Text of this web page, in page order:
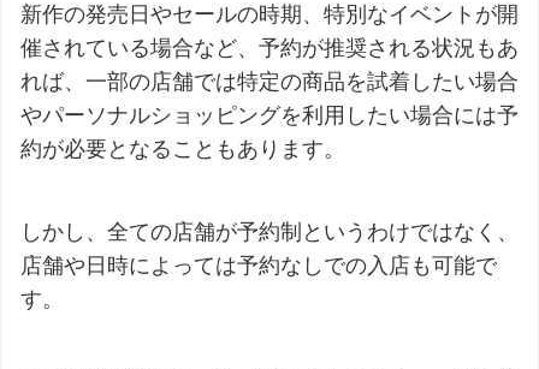
新作の発売日やセールの時期、特別なイベントが開
催されている場合など、予約が推奨される状況もあ
れば、一部の店舗では特定の商品を試着したい場合
やパーソナルショッピングを利用したい場合には予
約が必要となることもあります。
しかし、全ての店舗が予約制というわけではなく、
店舗や日時によっては予約なしでの入店も可能で
す。